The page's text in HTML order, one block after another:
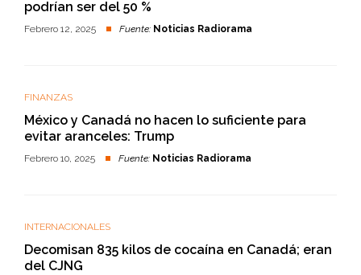
podrían ser del 50 %
Febrero 12, 2025 Fuente: Noticias Radiorama
FINANZAS
México y Canadá no hacen lo suficiente para
evitar aranceles: Trump
Febrero 10, 2025 Fuente: Noticias Radiorama
INTERNACIONALES
Decomisan 835 kilos de cocaína en Canadá; eran
del CJNG